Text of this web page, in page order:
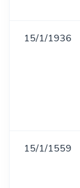
15/1/1936
15/1/1559